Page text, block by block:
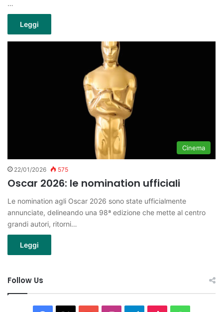
…
Leggi
Cinema
22/01/2026 575
Oscar 2026: le nomination ufficiali
Le nomination agli Oscar 2026 sono state ufficialmente
annunciate, delineando una 98ª edizione che mette al centro
grandi autori, ritorni…
Leggi
Follow Us